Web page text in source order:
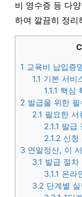
비 영수증 등 다
하여 깔끔히 정리
1 교육비 납입증
1.1 기본 서비
1.1.1 핵심
2 발급을 위한
2.1 필요한 서
2.1.1 발급
2.1.2 신청
3 연말정산, 이
3.1 발급 절차
3.1.1 온라
3.2 단계별